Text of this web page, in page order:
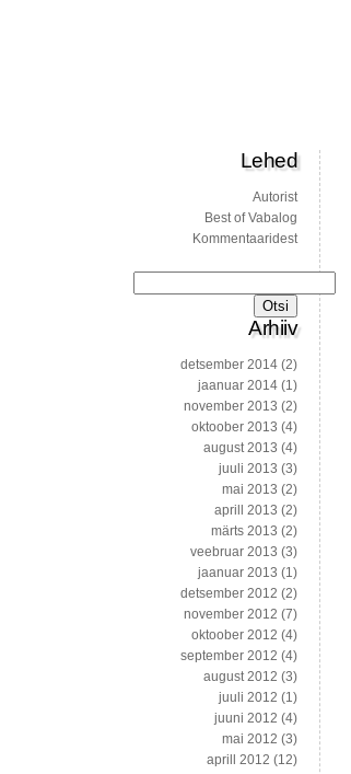
Lehed
Autorist
Best of Vabalog
Kommentaaridest
Arhiiv
detsember 2014 (2)
jaanuar 2014 (1)
november 2013 (2)
oktoober 2013 (4)
august 2013 (4)
juuli 2013 (3)
mai 2013 (2)
aprill 2013 (2)
märts 2013 (2)
veebruar 2013 (3)
jaanuar 2013 (1)
detsember 2012 (2)
november 2012 (7)
oktoober 2012 (4)
september 2012 (4)
august 2012 (3)
juuli 2012 (1)
juuni 2012 (4)
mai 2012 (3)
aprill 2012 (12)